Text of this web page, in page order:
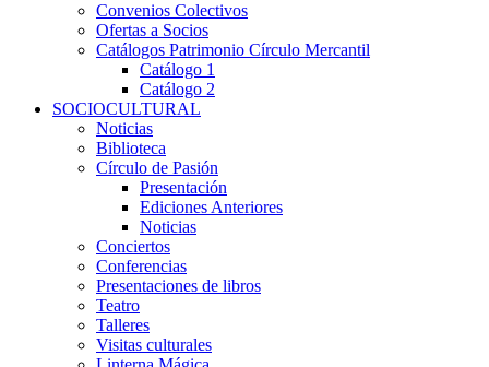
Convenios Colectivos
Ofertas a Socios
Catálogos Patrimonio Círculo Mercantil
Catálogo 1
Catálogo 2
SOCIOCULTURAL
Noticias
Biblioteca
Círculo de Pasión
Presentación
Ediciones Anteriores
Noticias
Conciertos
Conferencias
Presentaciones de libros
Teatro
Talleres
Visitas culturales